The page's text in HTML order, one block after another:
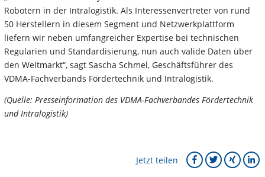
Robotern in der Intralogistik. Als Interessenvertreter von rund
50 Herstellern in diesem Segment und Netzwerkplattform
liefern wir neben umfangreicher Expertise bei technischen
Regularien und Standardisierung, nun auch valide Daten über
den Weltmarkt“, sagt Sascha Schmel, Geschäftsführer des
VDMA-Fachverbands Fördertechnik und Intralogistik.
(Quelle: Presseinformation des VDMA-Fachverbandes Fördertechnik
und Intralogistik)
Jetzt teilen